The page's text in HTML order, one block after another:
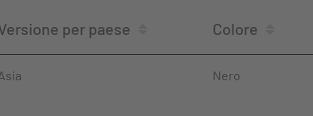
per paese Colore
Nero